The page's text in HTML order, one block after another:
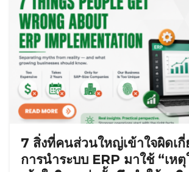
7 สิ่งที่คนส่วนใหญ่เข้าใจผิดเกี่
การนำระบบ ERP มาใช้ “เห